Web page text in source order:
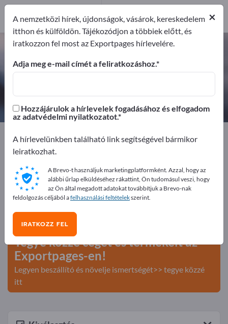
Poliésztergyanták – gyártók és
beszállítók keresése
1
1
Exportpages
Elektrotechnika
Elektromos szigetelőanyag
Poliésztergyanták
Hirdessen ingyen az Exportpages-
en!
Tegye közzé cégét és termékeit az
Exportpages-en!
Legyen beszállító és növelje ismertségét>> tegye közzé
itt
×
A nemzetközi hírek, újdonságok, vásárok, kereskedelem
itthon és külföldön. Tájékozódjon a többiek előtt, és
iratkozzon fel most az Exportpages hírlevelére.
Adja meg e-mail címét a feliratkozáshoz.
Hozzájárulok a hírlevelek fogadásához és elfogadom
az adatvédelmi nyilatkozatot.
A hírlevelünkben található link segítségével bármikor
leiratkozhat.
A Brevo-t használjuk marketingplatformként. Azzal, hogy az
alábbi űrlap elküldéséhez rákattint, Ön tudomásul veszi, hogy
az Ön által megadott adatokat továbbítjuk a Brevo-nak
feldolgozás céljából afelhasználási feltételekszerint.
IRATKOZZ FEL